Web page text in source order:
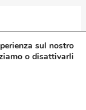
sul nostro
o disattivarli